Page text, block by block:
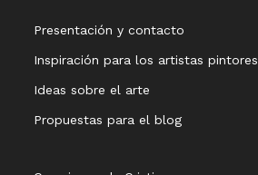
Presentación y contacto
Inspiración para los artistas pintores
Ideas sobre el arte
Propuestas para el blog